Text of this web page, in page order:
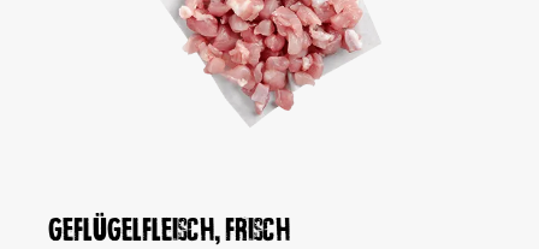
Geflügelfleisch, frisch